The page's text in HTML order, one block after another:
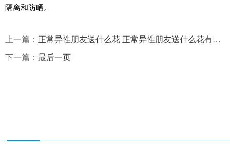
隔离和防晒。
上一篇： 正常异性朋友送什么花 正常异性朋友送什么花有何说法 全球即时
下一篇： 最后一页